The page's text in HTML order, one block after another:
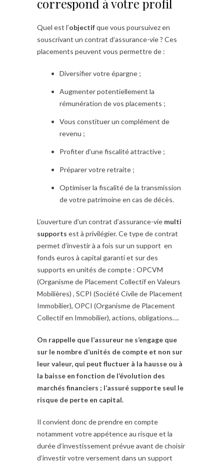
correspond à votre profil
Quel est l’objectifque vous poursuivez en
souscrivant un contrat d’assurance-vie ? Ces
placements peuvent vous permettre de :
Diversifier votre épargne ;
Augmenter potentiellement la
rémunération de vos placements ;
Vous constituer un complément de
revenu ;
Profiter d’une fiscalité attractive ;
Préparer votre retraite ;
Optimiser la fiscalité de la transmission
de votre patrimoine en cas de décès.
L’ouverture d’un contrat d’assurance-vie multi
supports est à privilégier. Ce type de contrat
permet d’investir à a fois sur un support en
fonds euros à capital garanti et sur des
supports en unités de compte : OPCVM
(Organisme de Placement Collectif en Valeurs
Mobilières) , SCPI (Société Civile de Placement
Immobilier), OPCI (Organisme de Placement
Collectif en Immobilier), actions, obligations….
On rappelle que l’assureur ne s’engage que
sur le nombre d’unités de compte et non sur
leur valeur, qui peut fluctuer à la hausse ou à
la baisse en fonction de l’évolution des
marchés financiers ; l’assuré supporte seul le
risque de perte en capital.
Il convient donc de prendre en compte
notamment votre appétence au risque et la
durée d’investissement prévue avant de choisir
d’investir votre versement dans un support